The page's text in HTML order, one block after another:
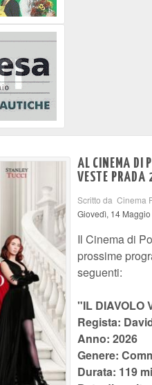
AL CINEMA DI
VESTE PRADA
Scritto da Cinema
Giovedì, 14
Il Cinema di
prossime
seguenti:
"IL DIAVOLO
Regista:
Anno: 2026
Genere:
Durata: 119